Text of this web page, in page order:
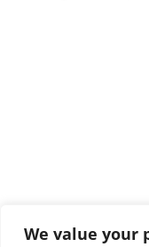
We value your